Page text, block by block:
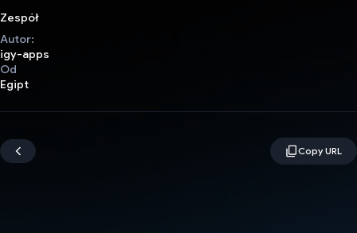
Zespół
Autor:
igy-apps
Od
Egipt